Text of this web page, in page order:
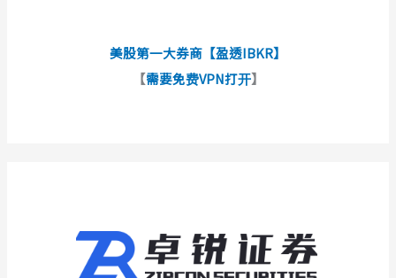
美股第一大券商【盈透IBKR】
【需要免费VPN打开】